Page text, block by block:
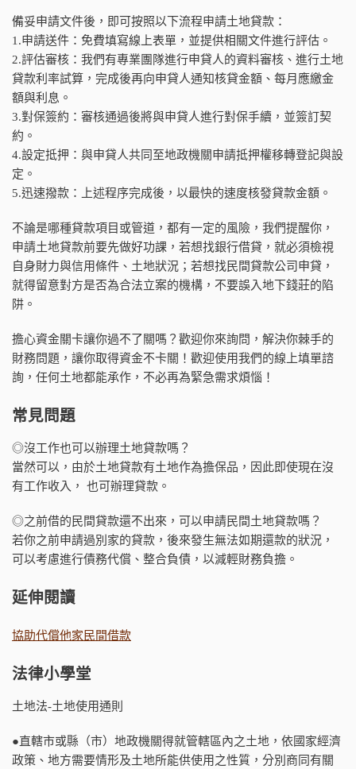
備妥申請文件後，即可按照以下流程申請土地貸款：
1.申請送件：免費填寫線上表單，並提供相關文件進行評估。
2.評估審核：我們有專業團隊進行申貸人的資料審核、進行土地
貸款利率試算，完成後再向申貸人通知核貸金額、每月應繳金
額與利息。
3.對保簽約：審核通過後將與申貸人進行對保手續，並簽訂契
約。
4.設定抵押：與申貸人共同至地政機關申請抵押權移轉登記與設
定。
5.迅速撥款：上述程序完成後，以最快的速度核發貸款金額。
不論是哪種貸款項目或管道，都有一定的風險，我們提醒你，
申請土地貸款前要先做好功課，若想找銀行借貸，就必須檢視
自身財力與信用條件、土地狀況；若想找民間貸款公司申貸，
就得留意對方是否為合法立案的機構，不要誤入地下錢莊的陷
阱。
擔心資金關卡讓你過不了關嗎？歡迎你來詢問，解決你棘手的
財務問題，讓你取得資金不卡關！歡迎使用我們的線上填單諮
詢，任何土地都能承作，不必再為緊急需求煩惱！
常見問題
◎沒工作也可以辦理土地貸款嗎？
當然可以，由於土地貸款有土地作為擔保品，因此即使現在沒
有工作收入， 也可辦理貸款。
◎之前借的民間貸款還不出來，可以申請民間土地貸款嗎？
若你之前申請過別家的貸款，後來發生無法如期還款的狀況，
可以考慮進行債務代償、整合負債，以減輕財務負擔。
延伸閱讀
協助代償他家民間借款
法律小學堂
土地法-土地使用通則
●直轄市或縣（市）地政機關得就管轄區內之土地，依國家經濟
政策、地方需要情形及土地所能供使用之性質，分別商同有關